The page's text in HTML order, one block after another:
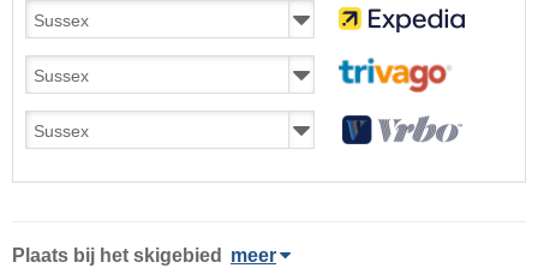
Plaats bij het skigebied meer